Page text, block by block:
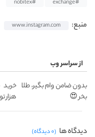
#exchange
#nobitex
منبع: www.instagram.com
از سراسر وب
بدون ضامن وام بگیر، طلا
بخر 😍
هزار
دیدگاه ها (۰ دیدگاه)